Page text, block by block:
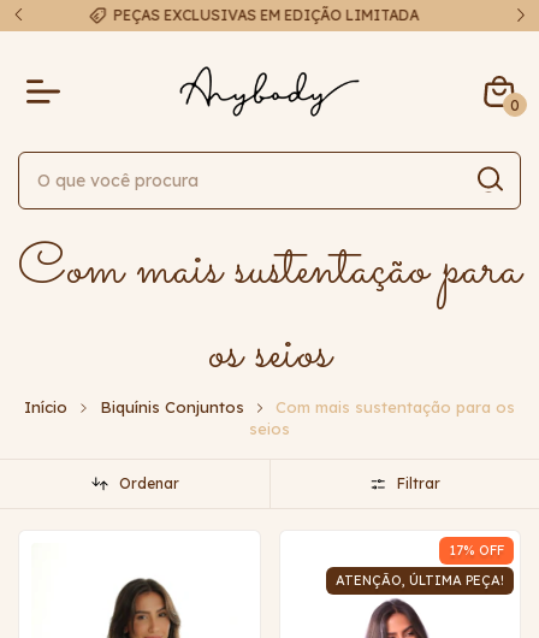
FRETE EXPRESSO EM ATÉ 48H
0
Com mais sustentação para
os seios
Início Biquínis Conjuntos
Com mais sustentação para os
seios
Ordenar Filtrar
17% OFF
ATENÇÃO, ÚLTIMA PEÇA!